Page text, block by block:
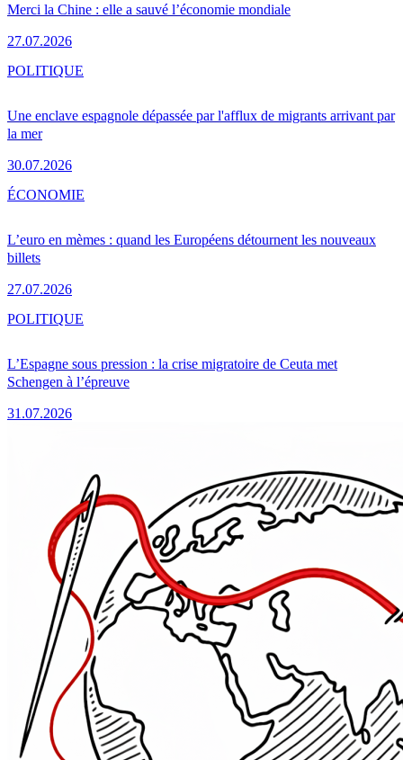
Merci la Chine : elle a sauvé l’économie mondiale
27.07.2026
Une enclave espagnole dépassée par l'afflux de migrants arrivant par
la mer
30.07.2026
POLITIQUE
L’euro en mèmes : quand les Européens détournent les nouveaux
billets
27.07.2026
ÉCONOMIE
L’Espagne sous pression : la crise migratoire de Ceuta met
Schengen à l’épreuve
31.07.2026
POLITIQUE